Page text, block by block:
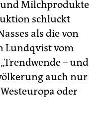
und Milchprodukte
schluckt
als die von
Lundqvist vom
– und
auch nur
oder